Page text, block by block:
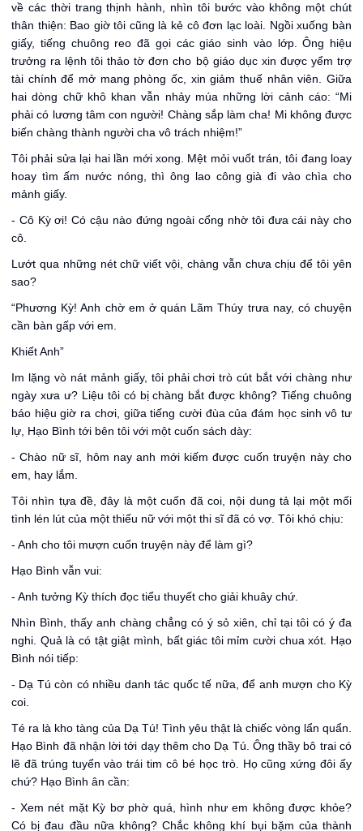
về các thời trang thịnh hành, nhìn tôi bước vào không một chút
thân thiện: Bao giờ tôi cũng là kẻ cô đơn lạc loài. Ngồi xuống bàn
giấy, tiếng chuông reo đã gọi các giáo sinh vào lớp. Ông hiệu
trưởng ra lệnh tôi thảo tờ đơn cho bộ giáo dục xin được yểm trợ
tài chính để mở mang phòng ốc, xin giảm thuế nhân viên. Giữa
hai dòng chữ khô khan vẫn nhảy múa những lời cảnh cáo: “Mi
phải có lương tâm con người! Chàng sắp làm cha! Mi không được
biến chàng thành người cha vô trách nhiệm!”
Tôi phải sửa lại hai lần mới xong. Mệt mỏi vuốt trán, tôi đang loay
hoay tìm ấm nước nóng, thì ông lao công già đi vào chìa cho
mảnh giấy.
- Cô Kỳ ơi! Có cậu nào đứng ngoài cổng nhờ tôi đưa cái này cho
cô.
Lướt qua những nét chữ viết vội, chàng vẫn chưa chịu để tôi yên
sao?
“Phương Kỳ! Anh chờ em ở quán Lãm Thúy trưa nay, có chuyện
cần bàn gấp với em.
Khiết Anh”
Im lặng vò nát mảnh giấy, tôi phải chơi trò cút bắt với chàng như
ngày xưa ư? Liệu tôi có bị chàng bắt được không? Tiếng chuông
báo hiệu giờ ra chơi, giữa tiếng cười đùa của đám học sinh vô tư
lự, Hạo Bình tới bên tôi với một cuốn sách dày:
- Chào nữ sĩ, hôm nay anh mới kiếm được cuốn truyện này cho
em, hay lắm.
Tôi nhìn tựa đề, đây là một cuốn đã coi, nội dung tả lại một mối
tình lén lút của một thiếu nữ với một thi sĩ đã có vợ. Tôi khó chịu:
- Anh cho tôi mượn cuốn truyện này để làm gì?
Hạo Bình vẫn vui:
- Anh tưởng Kỳ thích đọc tiểu thuyết cho giải khuây chứ.
Nhìn Bình, thấy anh chàng chẳng có ý sỏ xiên, chỉ tại tôi có ý đa
nghi. Quả là có tật giật mình, bất giác tôi mỉm cười chua xót. Hạo
Bình nói tiếp:
- Dạ Tú còn có nhiều danh tác quốc tế nữa, để anh mượn cho Kỳ
coi.
Té ra là kho tàng của Dạ Tú! Tình yêu thật là chiếc vòng lẩn quẩn.
Hạo Bình đã nhận lời tới dạy thêm cho Dạ Tú. Ông thầy bô trai có
lẽ đã trúng tuyển vào trái tim cô bé học trò. Họ cũng xứng đôi ấy
chứ? Hạo Bình ân cần:
- Xem nét mặt Kỳ bơ phờ quá, hình như em không được khỏe?
Có bị đau đầu nữa không? Chắc không khí bụi bặm của thành